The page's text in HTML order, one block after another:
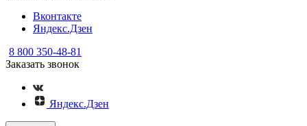
Вконтакте
Яндекс.Дзен
8 800 350-48-81
Заказать звонок
Яндекс.Дзен